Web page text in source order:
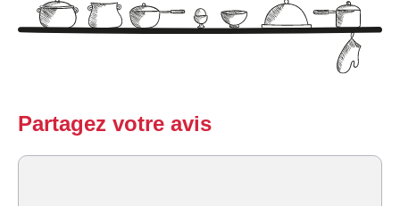
Partagez votre avis
Commentaire